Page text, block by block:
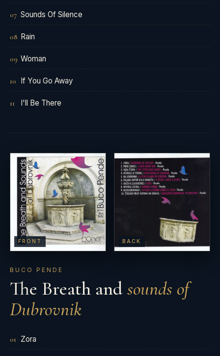
07 Sounds Of Silence
08 Rain
09 Woman
10 If You Go Away
11 I'll Be There
FRONT BACK
BUCO PENDE
The Breath andsounds of
Dubrovnik
01 Zora